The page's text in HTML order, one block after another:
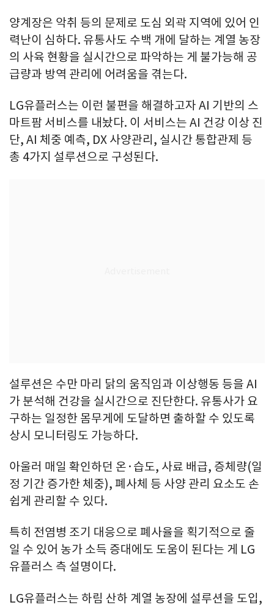
양계장은 악취 등의 문제로 도심 외곽 지역에 있어 인
력난이 심하다. 유통사도 수백 개에 달하는 계열 농장
의 사육 현황을 실시간으로 파악하는 게 불가능해 공
급량과 방역 관리에 어려움을 겪는다.
LG유플러스는 이런 불편을 해결하고자 AI 기반의 스
마트팜 서비스를 내놨다. 이 서비스는 AI 건강 이상 진
단, AI 체중 예측, DX 사양관리, 실시간 통합관제 등
총 4가지 설루션으로 구성된다.
설루션은 수만 마리 닭의 움직임과 이상행동 등을 AI
가 분석해 건강을 실시간으로 진단한다. 유통사가 요
구하는 일정한 몸무게에 도달하면 출하할 수 있도록
상시 모니터링도 가능하다.
아울러 매일 확인하던 온·습도, 사료 배급, 증체량(일
정 기간 증가한 체중), 폐사체 등 사양 관리 요소도 손
쉽게 관리할 수 있다.
특히 전염병 조기 대응으로 폐사율을 획기적으로 줄
일 수 있어 농가 소득 증대에도 도움이 된다는 게 LG
유플러스 측 설명이다.
LG유플러스는 하림 산하 계열 농장에 설루션을 도입,